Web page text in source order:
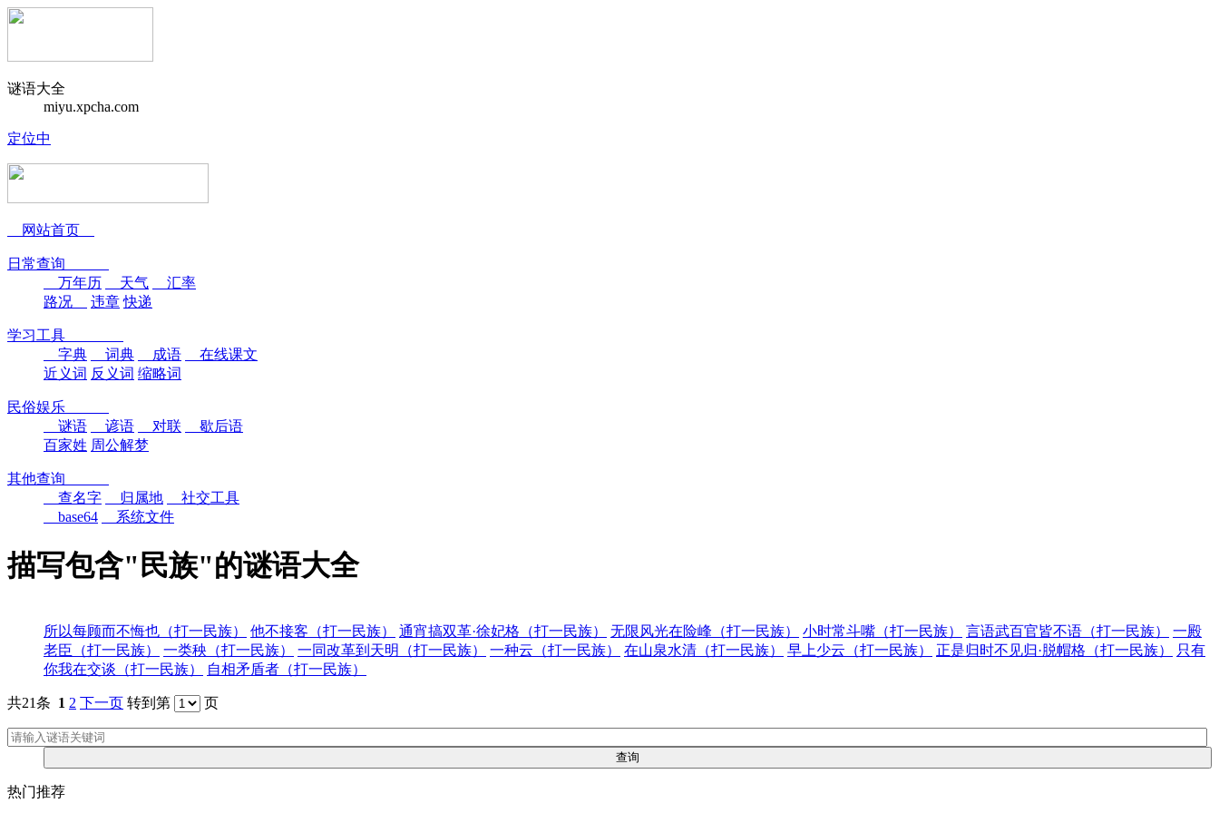
谜语大全
miyu.xpcha.com
定位中
网站首页
日常查询
万年历
天气
汇率
路况
违章 快递
学习工具
字典
词典 成语
在线课文
近义词 反义词 缩略词
民俗娱乐
谜语
谚语 对联
歇后语
百家姓 周公解梦
其他查询
查名字
归属地
社交工具
base64
系统文件
描写包含"民族"的谜语大全
所以每顾而不悔也（打一民族） 他不接客（打一民族） 通宵搞双革·徐妃格（打一民族） 无限风光在险峰（打一民族） 小时常斗嘴（打一民族） 言语武百官皆不语（打一民族）
一殿
老臣（打一民族）
一类秧（打一民族） 一同改革到天明（打一民族） 一种云（打一民族） 在山泉水清（打一民族） 早上少云（打一民族） 正是归时不见归·脱帽格（打一民族）
只有
你我在交谈（打一民族）
自相矛盾者（打一民族）
共21条 1 2 下一页 转到第 页
热门推荐